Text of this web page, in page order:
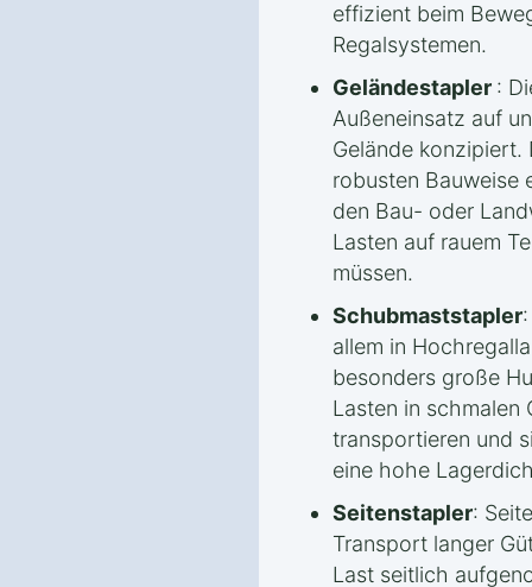
effizient beim
Regalsystemen.
Geländestapler :
Außeneinsatz auf
Gelände konzipiert.
robusten Bauweise
den Bau- oder
Lasten auf rauem
müssen.
Schubmaststapler
allem in
besonders große
Lasten in schmalen
transportieren und
eine hohe
Seitenstapler:
Transport langer
Last seitlich